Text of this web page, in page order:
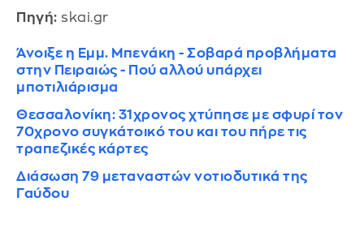
Πηγή: skai.gr
Άνοιξε η Εμμ. Μπενάκη - Σοβαρά προβλήματα
στην Πειραιώς - Πού αλλού υπάρχει
μποτιλιάρισμα
Θεσσαλονίκη: 31χρονος χτύπησε με σφυρί τον
70χρονο συγκάτοικό του και του πήρε τις
τραπεζικές κάρτες
Διάσωση 79 μεταναστών νοτιοδυτικά της
Γαύδου